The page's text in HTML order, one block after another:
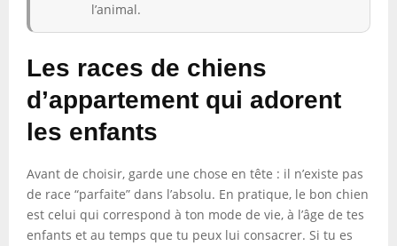
l’animal.
Les races de chiens
d’appartement qui adorent
les enfants
Avant de choisir, garde une chose en tête : il n’existe pas
de race “parfaite” dans l’absolu. En pratique, le bon chien
est celui qui correspond à ton mode de vie, à l’âge de tes
enfants et au temps que tu peux lui consacrer. Si tu es